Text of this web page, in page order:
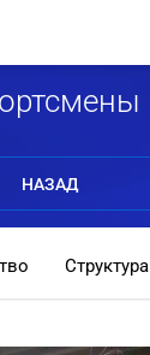
НАЗАД
Структура